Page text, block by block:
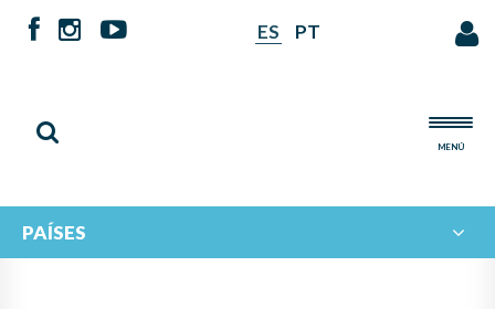
ES PT
MENÚ
PAÍSES